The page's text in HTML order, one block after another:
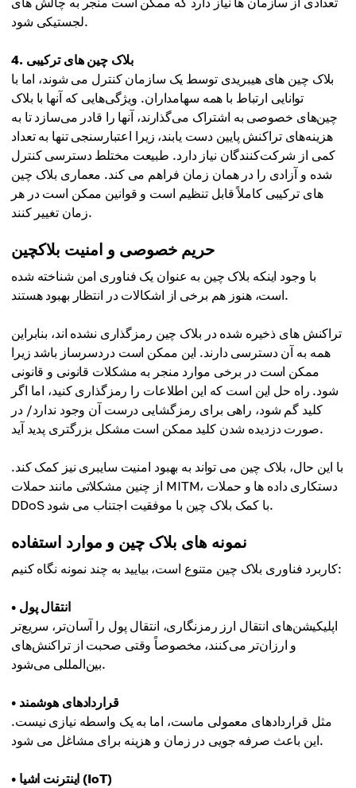
لجستیکی شود.
4. بلاک چین های ترکیبی
بلاک چین های هیبریدی توسط یک سازمان کنترل می شوند، اما با
توانایی ارتباط با همه سهامداران. ویژگی‌هایی که آنها با بلاک
چین‌های خصوصی به اشتراک می‌گذارند، آنها را قادر می‌سازد تا به
هزینه‌های تراکنش پایین دست یابند، زیرا اعتبارسنجی تنها به تعداد
کمی از شرکت‌کنندگان نیاز دارد. طبیعت مختلط دسترسی کنترل
شده و آزادی را در همان زمان فراهم می کند. معماری بلاک چین
های ترکیبی کاملاً قابل تنظیم است و قوانین ممکن است در هر
زمان تغییر کنند.
حریم خصوصی و امنیت بلاکچین
با وجود اینکه بلاک چین به عنوان یک فناوری امن شناخته شده
است، هنوز هم برخی از اشکالات در انتظار بهبود هستند.
تراکنش های ذخیره شده در بلاک چین رمزگذاری نشده اند، بنابراین
همه به آن دسترسی دارند. این ممکن است دردسرساز باشد زیرا
ممکن است در برخی موارد منجر به مشکلات قانونی و قانونی
شود. راه حل این است که این اطلاعات را رمزگذاری کنید، اما اگر
کلید گم شود، راهی برای رمزگشایی درست آن وجود ندارد/ در
صورت دزدیده شدن کلید ممکن است مشکل بزرگتری پدید آید.
با این حال، بلاک چین می تواند به بهبود امنیت سایبری نیز کمک کند.
از چنین مشکلاتی مانند حملات MITM، دستکاری داده ها و حملات
DDoS با کمک بلاک چین با موفقیت اجتناب می شود.
نمونه های بلاک چین و موارد استفاده
کاربرد فناوری بلاک چین متنوع است، بیایید به چند نمونه نگاه کنیم:
• انتقال پول
اپلیکیشن‌های انتقال ارز رمزنگاری، انتقال پول را آسان‌تر، سریع‌تر
و ارزان‌تر می‌کنند، مخصوصاً وقتی صحبت از تراکنش‌های
بین‌المللی می‌شود.
• قراردادهای هوشمند
مثل قراردادهای معمولی ماست، اما به یک واسطه نیازی نیست.
این باعث صرفه جویی در زمان و هزینه برای مشاغل می شود.
• اینترنت اشیا (IoT)